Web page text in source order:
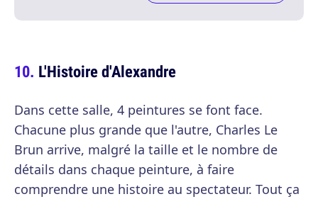
L'Histoire d'Alexandre
Dans cette salle, 4 peintures se font face.
Chacune plus grande que l'autre, Charles Le
Brun arrive, malgré la taille et le nombre de
détails dans chaque peinture, à faire
comprendre une histoire au spectateur. Tout ça